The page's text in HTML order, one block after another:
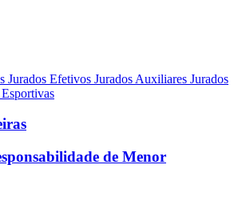
Jurados Efetivos Jurados Auxiliares Jurados
de Menor